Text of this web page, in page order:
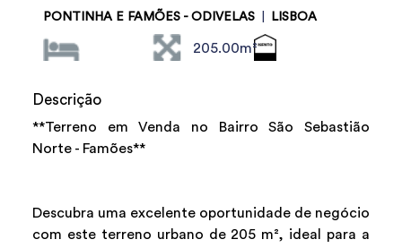
PONTINHA E FAMÕES - ODIVELAS LISBOA
205.00m²
Descrição
**Terreno em Venda no Bairro São Sebastião
Norte - Famões**
Descubra uma excelente oportunidade de negócio
com este terreno urbano de 205 m², ideal para a